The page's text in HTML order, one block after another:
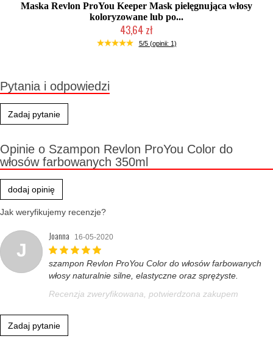
Maska Revlon ProYou Keeper Mask pielęgnująca włosy
koloryzowane lub po...
43,64 zł
Chwilowo niedostępny
5/5 (opinii: 1)
Pytania i odpowiedzi
Zadaj pytanie
Opinie o Szampon Revlon ProYou Color do
włosów farbowanych 350ml
dodaj opinię
Jak weryfikujemy recenzje?
J
Joanna 16-05-2020
szampon Revlon ProYou Color do włosów farbowanych
włosy naturalnie silne, elastyczne oraz sprężyste.
Recenzja zweryfikowana, potwierdzona zakupem
Zadaj pytanie